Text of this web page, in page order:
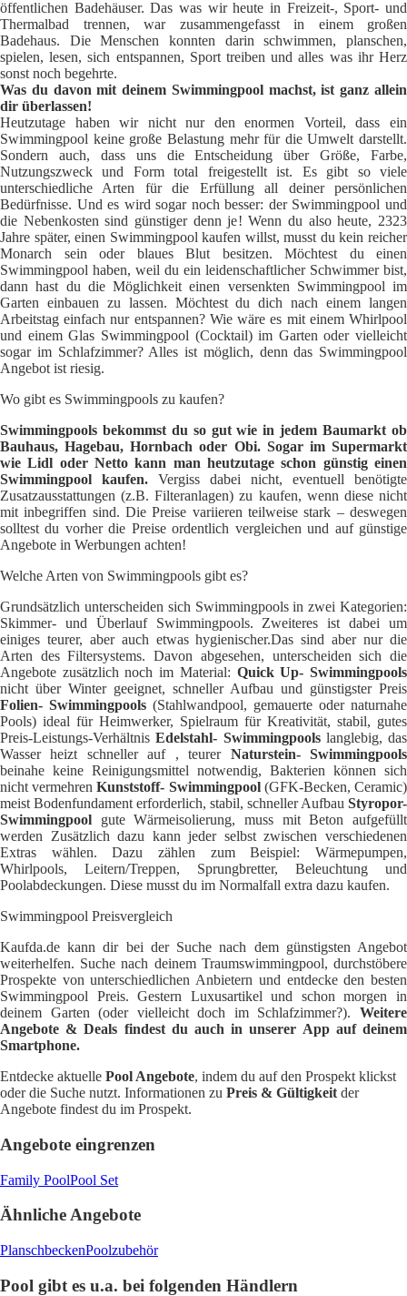
öffentlichen Badehäuser. Das was wir heute in Freizeit-, Sport- und
Thermalbad trennen, war zusammengefasst in einem großen
Badehaus. Die Menschen konnten darin schwimmen, planschen,
spielen, lesen, sich entspannen, Sport treiben und alles was ihr Herz
sonst noch begehrte.
Was du davon mit deinem Swimmingpool machst, ist ganz allein
dir überlassen!
Heutzutage haben wir nicht nur den enormen Vorteil, dass ein
Swimmingpool keine große Belastung mehr für die Umwelt darstellt.
Sondern auch, dass uns die Entscheidung über Größe, Farbe,
Nutzungszweck und Form total freigestellt ist. Es gibt so viele
unterschiedliche Arten für die Erfüllung all deiner persönlichen
Bedürfnisse. Und es wird sogar noch besser: der Swimmingpool und
die Nebenkosten sind günstiger denn je! Wenn du also heute, 2323
Jahre später, einen Swimmingpool kaufen willst, musst du kein reicher
Monarch sein oder blaues Blut besitzen. Möchtest du einen
Swimmingpool haben, weil du ein leidenschaftlicher Schwimmer bist,
dann hast du die Möglichkeit einen versenkten Swimmingpool im
Garten einbauen zu lassen. Möchtest du dich nach einem langen
Arbeitstag einfach nur entspannen? Wie wäre es mit einem Whirlpool
und einem Glas Swimmingpool (Cocktail) im Garten oder vielleicht
sogar im Schlafzimmer? Alles ist möglich, denn das Swimmingpool
Angebot ist riesig.
Wo gibt es Swimmingpools zu kaufen?
Swimmingpools bekommst du so gut wie in jedem Baumarkt ob
Bauhaus, Hagebau, Hornbach oder Obi. Sogar im Supermarkt
wie Lidl oder Netto kann man heutzutage schon günstig einen
Swimmingpool kaufen. Vergiss dabei nicht, eventuell benötigte
Zusatzausstattungen (z.B. Filteranlagen) zu kaufen, wenn diese nicht
mit inbegriffen sind. Die Preise variieren teilweise stark – deswegen
solltest du vorher die Preise ordentlich vergleichen und auf günstige
Angebote in Werbungen achten!
Welche Arten von Swimmingpools gibt es?
Grundsätzlich unterscheiden sich Swimmingpools in zwei Kategorien:
Skimmer- und Überlauf Swimmingpools. Zweiteres ist dabei um
einiges teurer, aber auch etwas hygienischer.Das sind aber nur die
Arten des Filtersystems. Davon abgesehen, unterscheiden sich die
Angebote zusätzlich noch im Material: Quick Up- Swimmingpools
nicht über Winter geeignet, schneller Aufbau und günstigster Preis
Folien- Swimmingpools (Stahlwandpool, gemauerte oder naturnahe
Pools) ideal für Heimwerker, Spielraum für Kreativität, stabil, gutes
Preis-Leistungs-VerhältnisEdelstahl- Swimmingpoolslanglebig, das
Wasser heizt schneller auf , teurer Naturstein- Swimmingpools
beinahe keine Reinigungsmittel notwendig, Bakterien können sich
nicht vermehrenKunststoff- Swimmingpool(GFK-Becken, Ceramic)
meist Bodenfundament erforderlich, stabil, schneller Aufbau Styropor-
Swimmingpool gute Wärmeisolierung, muss mit Beton aufgefüllt
werden Zusätzlich dazu kann jeder selbst zwischen verschiedenen
Extras wählen. Dazu zählen zum Beispiel: Wärmepumpen,
Whirlpools, Leitern/Treppen, Sprungbretter, Beleuchtung und
Poolabdeckungen. Diese musst du im Normalfall extra dazu kaufen.
Swimmingpool Preisvergleich
Kaufda.de kann dir bei der Suche nach dem günstigsten Angebot
weiterhelfen. Suche nach deinem Traumswimmingpool, durchstöbere
Prospekte von unterschiedlichen Anbietern und entdecke den besten
Swimmingpool Preis. Gestern Luxusartikel und schon morgen in
deinem Garten (oder vielleicht doch im Schlafzimmer?). Weitere
Angebote & Deals findest du auch in unserer App auf deinem
Smartphone.
Entdecke aktuelle Pool Angebote, indem du auf den Prospekt klickst
oder die Suche nutzt. Informationen zu Preis & Gültigkeit der
Angebote findest du im Prospekt.
Angebote eingrenzen
Family PoolPool Set
Ähnliche Angebote
PlanschbeckenPoolzubehör
Pool gibt es u.a. bei folgenden Händlern